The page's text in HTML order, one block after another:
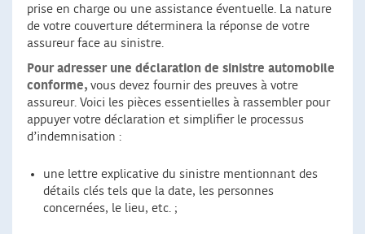
prise en charge ou une assistance éventuelle. La nature
de votre couverture déterminera la réponse de votre
assureur face au sinistre.
Pour adresser une déclaration de sinistre automobile
conforme, vous devez fournir des preuves à votre
assureur. Voici les pièces essentielles à rassembler pour
appuyer votre déclaration et simplifier le processus
d’indemnisation :
une lettre explicative du sinistre mentionnant des
détails clés tels que la date, les personnes
concernées, le lieu, etc. ;